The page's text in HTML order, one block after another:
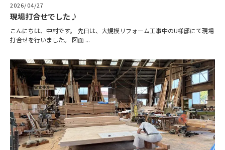
2026/04/27
現場打合せでした♪
こんにちは、中村です。 先日は、大規模リフォーム工事中のU様邸にて現場
打合せを行いました。 図面 ...